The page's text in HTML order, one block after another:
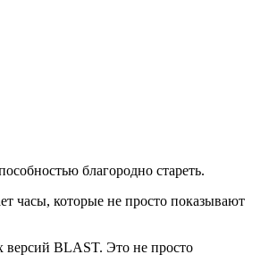
благородно стареть.
часы, которые не просто показывают
BLAST. Это не просто